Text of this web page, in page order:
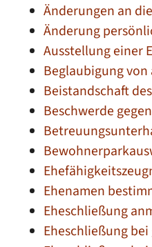
Änderungen an
Änderung
Ausstellung einer
Beglaubigung
Beistandschaft
Beschwerde
Ehenamen
Eheschließung
Eheschließung